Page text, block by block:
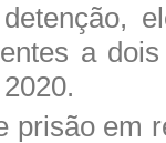
a
prisão em